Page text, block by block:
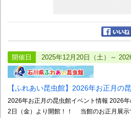
開催日 2025年12月20日（土）～
【ふれあい昆虫館】2026年お正月の
2026年お正月の昆虫館イベント情報 2026
2日（金）より開館！！ 当館のお正月展示